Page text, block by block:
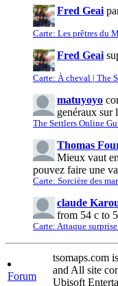
Fred Geai
Carte: Les prêtres du
Fred Geai
Carte: À cheval | The
matuyoyo
genéraux sur
The Settlers Online
Thomas
Mieux vaut
pouvez faire une
Carte: Sorcière des
claude
from 54 c to
Carte: Attaque
Forum
tsomaps.com
and All site
Ubisoft